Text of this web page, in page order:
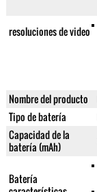
resoluciones de video
Nombre del producto
Tipo de batería
Capacidad de la
batería (mAh)
Batería